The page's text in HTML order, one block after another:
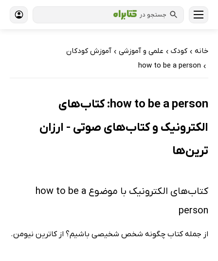
جستجو در
خانه › کودک › علمی و آموزشی › آموزش کودکان
›
how to be a person
how to be a person: کتاب‌های
الکترونیک و کتاب‌های صوتی - ارزان
ترین‌ها
کتاب‌های الکترونیک با موضوع how to be a
person
از جمله کتاب چگونه شخص شخیصی باشیم؟ از کاترین نیومن.